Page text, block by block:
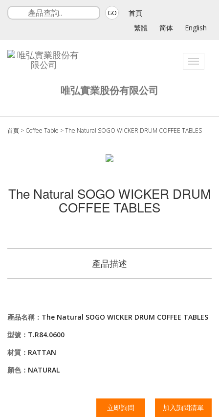
GO
首頁
繁體
简体 English
Toggle
唯弘實業股份有限公司
首頁 > Coffee Table >The Natural SOGO WICKER DRUM COFFEE TABLES
The Natural SOGO WICKER DRUM
COFFEE TABLES
產品描述
產品名稱： The Natural SOGO WICKER DRUM COFFEE TABLES
型號： T.R84.0600
材質： RATTAN
顏色： NATURAL
立即詢問 加入詢問清單